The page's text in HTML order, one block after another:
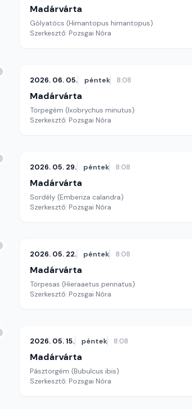
Madárvárta
Gólyatöcs (Himantopus himantopus)
Szerkesztő: Pozsgai Nóra
2026. 06. 05. péntek 8:08
Madárvárta
Törpegém (Ixobrychus minutus)
Szerkesztő: Pozsgai Nóra
2026. 05. 29. péntek 8:08
Madárvárta
Sordély (Emberiza calandra)
Szerkesztő: Pozsgai Nóra
2026. 05. 22. péntek 8:08
Madárvárta
Törpesas (Hieraaetus pennatus)
Szerkesztő: Pozsgai Nóra
2026. 05. 15. péntek 8:08
Madárvárta
Pásztorgém (Bubulcus ibis)
Szerkesztő: Pozsgai Nóra